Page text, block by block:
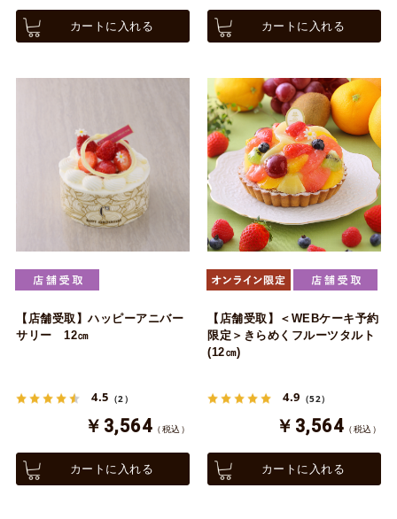
カートに入れる カートに入れる
【店舗受取】ハッピーアニバー
サリー 12㎝
4.5 （2）
￥3,564 （税込）
カートに入れる
【店舗受取】＜WEBケーキ予約
限定＞きらめくフルーツタルト
(12㎝)
4.9 （52）
￥3,564 （税込）
カートに入れる